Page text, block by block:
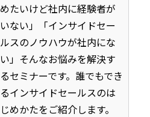
めたいけど社内に経験者が
いない」「インサイドセー
ルスのノウハウが社内にな
い」そんなお悩みを解決す
るセミナーです。誰でもでき
るインサイドセールスのは
じめかたをご紹介します。